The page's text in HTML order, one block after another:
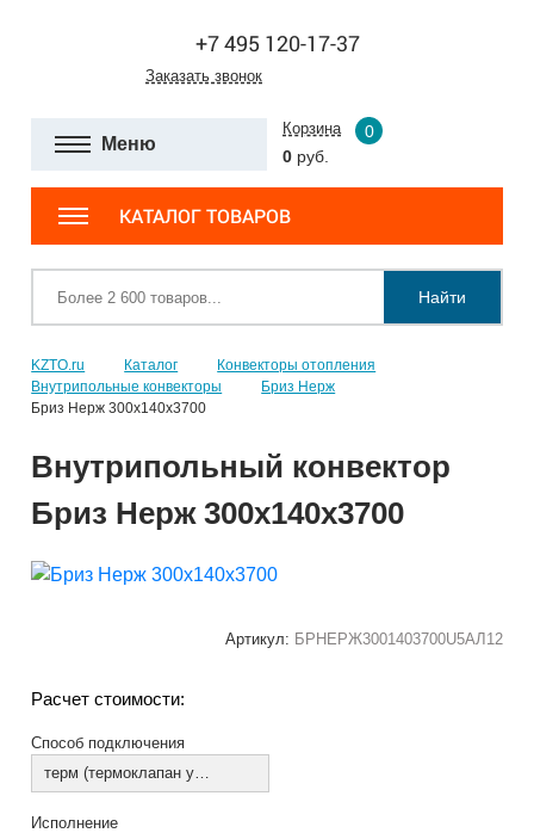
+7 495 120-17-37
Заказать звонок
Меню
Корзина
0
0 руб.
КАТАЛОГ ТОВАРОВ
Найти
KZTO.ru Каталог
Конвекторы отопления
Внутрипольные конвекторы
Бриз Нерж
Бриз Нерж 300х140х3700
Внутрипольный конвектор
Бриз Нерж 300х140х3700
Артикул: БРНЕРЖ3001403700U5АЛ12
Расчет стоимости:
Способ подключения
терм (термоклапан установлен)
Исполнение